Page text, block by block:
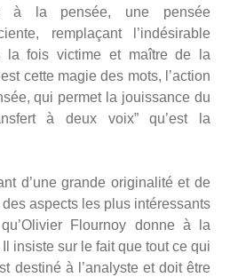
à la pensée, une pensée
remplaçant l’indésirable
la fois victime et maître de la
cette magie des mots, l’action
qui permet la jouissance du
à deux voix” qu’est la
d’une grande originalité et de
des aspects les plus intéressants
Flournoy donne à la
insiste sur le fait que tout ce qui
destiné à l’analyste et doit être